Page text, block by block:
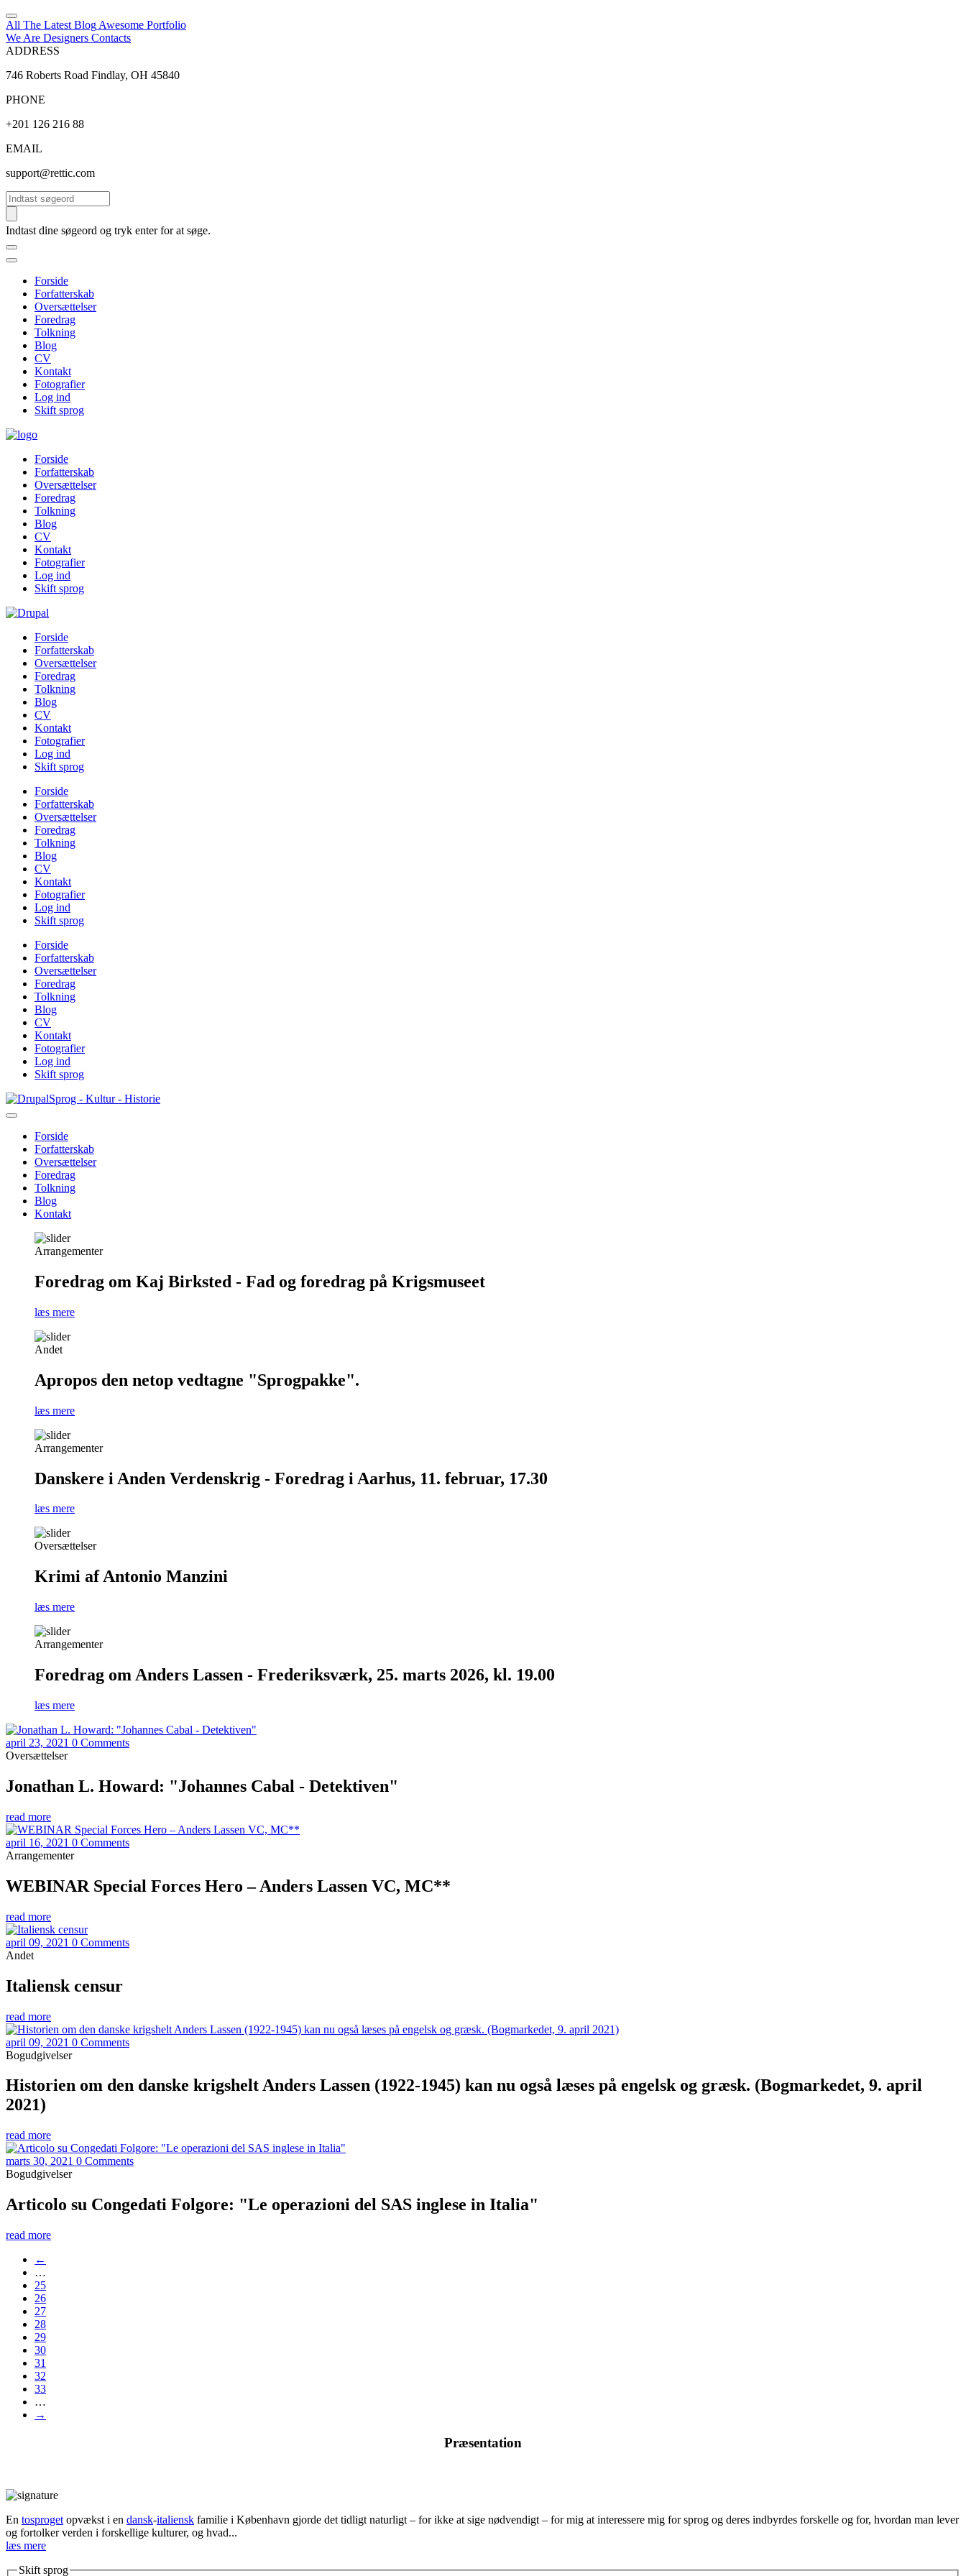
All The Latest Blog Awesome Portfolio
We Are Designers Contacts
ADDRESS
746 Roberts Road Findlay, OH 45840
PHONE
+201 126 216 88
EMAIL
support@rettic.com
Søg
Indtast dine søgeord og tryk enter for at søge.
Forside
Forfatterskab
Oversættelser
Foredrag
Tolkning
Blog
CV
Kontakt
Fotografier
Log ind
Skift sprog
Forside
Forfatterskab
Oversættelser
Foredrag
Tolkning
Blog
CV
Kontakt
Fotografier
Log ind
Skift sprog
Forside
Forfatterskab
Oversættelser
Foredrag
Tolkning
Blog
CV
Kontakt
Fotografier
Log ind
Skift sprog
Forside
Forfatterskab
Oversættelser
Foredrag
Tolkning
Blog
CV
Kontakt
Fotografier
Log ind
Skift sprog
Forside
Forfatterskab
Oversættelser
Foredrag
Tolkning
Blog
CV
Kontakt
Fotografier
Log ind
Skift sprog
Gå
til
Sprog - Kultur - Historie
Primær
navigation
Forside
Forfatterskab
Oversættelser
Foredrag
Tolkning
Blog
Kontakt
Arrangementer
Foredrag om Kaj Birksted - Fad og foredrag på Krigsmuseet
læs mere
Andet
Apropos den netop vedtagne "Sprogpakke".
læs mere
Arrangementer
Danskere i Anden Verdenskrig - Foredrag i Aarhus, 11. februar, 17.30
læs mere
Oversættelser
Krimi af Antonio Manzini
læs mere
Arrangementer
Foredrag om Anders Lassen - Frederiksværk, 25. marts 2026, kl. 19.00
læs mere
april 23, 2021 0 Comments
Oversættelser
Jonathan L. Howard: "Johannes Cabal - Detektiven"
read more
april 16, 2021 0 Comments
Arrangementer
WEBINAR Special Forces Hero – Anders Lassen VC, MC**
read more
april 09, 2021 0 Comments
Andet
Italiensk censur
read more
april 09, 2021 0 Comments
Bogudgivelser
Historien om den danske krigshelt Anders Lassen (1922-1945) kan nu også læses på engelsk og græsk. (Bogmarkedet, 9. april
2021)
read more
marts 30, 2021 0 Comments
Bogudgivelser
Articolo su Congedati Folgore: "Le operazioni del SAS inglese in Italia"
read more
←
…
25
26
27
28
29
30
31
32
33
…
→
Præsentation
En tosproget opvækst i en dansk-italiensk familie i København gjorde det tidligt naturligt – for ikke at sige nødvendigt – for mig at interessere mig for sprog og deres indbyrdes forskelle og for, hvordan man lever
og fortolker verden i forskellige kulturer, og hvad...
læs mere
Skift sprog